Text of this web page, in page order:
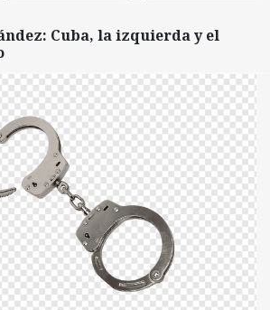
Cuba, la izquierda y el